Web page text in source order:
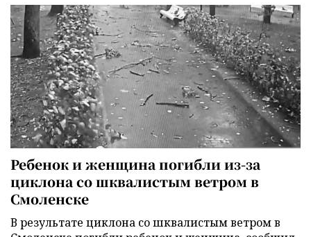
Ребенок и женщина погибли из-за
циклона со шквалистым ветром в
Смоленске
В результате циклона со шквалистым ветром в